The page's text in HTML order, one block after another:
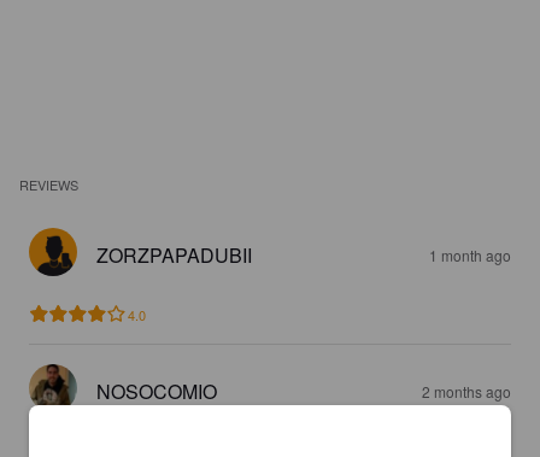
REVIEWS
ZORZPAPADUBII 1 month ago
4.0
NOSOCOMIO 2 months ago